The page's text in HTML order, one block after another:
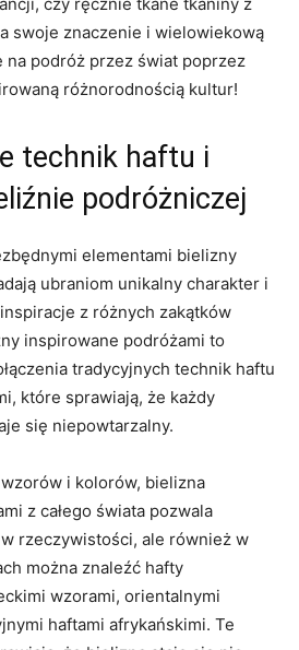
swoje znaczenie i wielowiekową
na podróż przez świat poprzez
różnorodnością kultur!
‌technik haftu i
podróżniczej
elementami bielizny‍
ubraniom unikalny charakter ​i
z⁢ różnych zakątków
inspirowane podróżami to
tradycyjnych technik haftu⁢
które sprawiają,⁢ że każdy
się niepowtarzalny.
i kolorów, bielizna
z całego świata pozwala
rzeczywistości, ale również ​w
​można znaleźć hafty
⁤wzorami, ⁤orientalnymi
haftami ‌afrykańskimi. Te